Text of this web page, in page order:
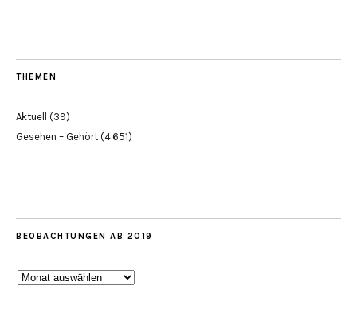
THEMEN
Aktuell
(39)
Gesehen – Gehört (4.651)
BEOBACHTUNGEN AB 2019
Beobachtungen